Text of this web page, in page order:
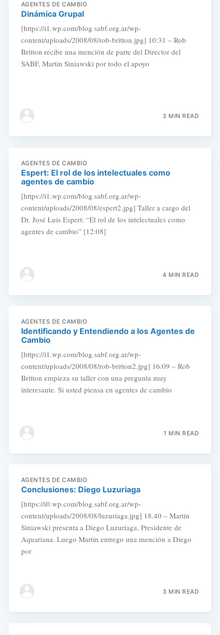
AGENTES DE CAMBIO
Dinámica Grupal
[https://i1.wp.com/blog.sabf.org.ar/wp-
content/uploads/2008/08/rob-britton.jpg] 10:31 – Rob
Britton recibe una mención de parte del Director del
SABF, Martín Siniawski por todo el apoyo
3 MIN READ
AGENTES DE CAMBIO
Espert: El rol de los intelectuales como
agentes de cambio
[https://i1.wp.com/blog.sabf.org.ar/wp-
content/uploads/2008/08/espert2.jpg] Taller a cargo del
Dr. José Luis Espert: “El rol de los intelectuales como
agentes de cambio” [12:08]
4 MIN READ
AGENTES DE CAMBIO
Identificando y Entendiendo a los Agentes de
Cambio
[https://i1.wp.com/blog.sabf.org.ar/wp-
content/uploads/2008/08/rob-britton2.jpg] 16:09 – Rob
Britton empieza su taller con una pregunta muy
interesante. Si usted piensa en agentes de cambio
1 MIN READ
AGENTES DE CAMBIO
Conclusiones: Diego Luzuriaga
[https://i0.wp.com/blog.sabf.org.ar/wp-
content/uploads/2008/08/luzuriaga.jpg] 18.40 – Martín
Siniawski presenta a Diego Luzuriaga, Presidente de
Aquariana. Luego Martín entrego una mención a Diego
por
3 MIN READ